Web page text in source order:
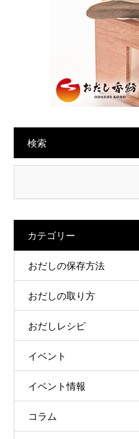
検索
カテゴリー
おだしの保存方法
おだしの取り方
おだしレシピ
イベント
イベント情報
コラム